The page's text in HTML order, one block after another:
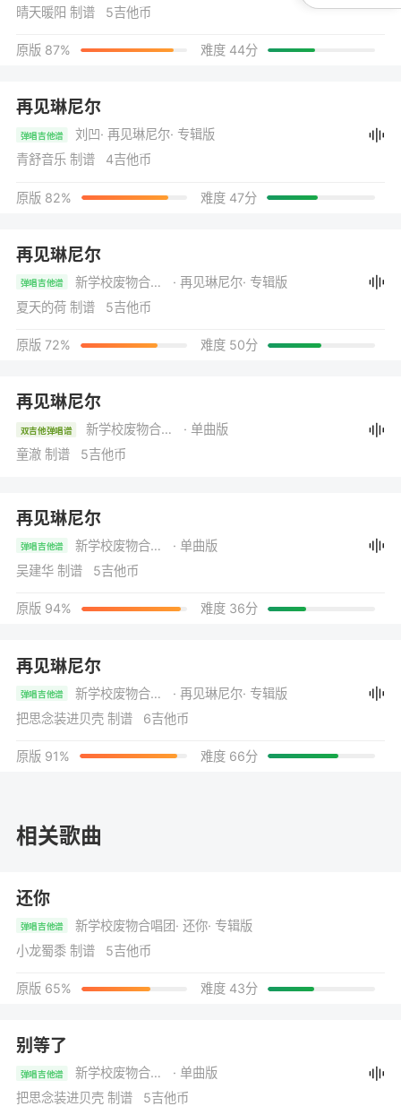
晴天暖阳 制谱 5吉他币
原版 87% 难度 44分
再见琳尼尔
弹唱吉他谱 刘凹· 再见琳尼尔· 专辑版
青舒音乐 制谱 4吉他币
原版 82% 难度 47分
再见琳尼尔
弹唱吉他谱 新学校废物合唱团 · 再见琳尼尔· 专辑版
夏天的荷 制谱 5吉他币
原版 72% 难度 50分
再见琳尼尔
双吉他弹唱谱 新学校废物合唱团
· 单曲版
童澈 制谱 5吉他币
再见琳尼尔
弹唱吉他谱 新学校废物合唱团
· 单曲版
吴建华 制谱 5吉他币
原版 94% 难度 36分
再见琳尼尔
弹唱吉他谱 新学校废物合唱团 · 再见琳尼尔· 专辑版
把思念装进贝壳 制谱 6吉他币
原版 91% 难度 66分
相关歌曲
还你
弹唱吉他谱 新学校废物合唱团· 还你· 专辑版
小龙蜀黍 制谱 5吉他币
原版 65% 难度 43分
别等了
弹唱吉他谱 新学校废物合唱团
· 单曲版
把思念装进贝壳 制谱 5吉他币